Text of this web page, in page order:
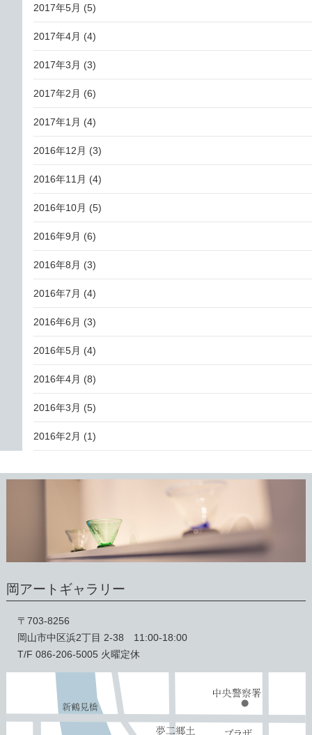
2017年5月 (5)
2017年4月 (4)
2017年3月 (3)
2017年2月 (6)
2017年1月 (4)
2016年12月 (3)
2016年11月 (4)
2016年10月 (5)
2016年9月 (6)
2016年8月 (3)
2016年7月 (4)
2016年6月 (3)
2016年5月 (4)
2016年4月 (8)
2016年3月 (5)
2016年2月 (1)
岡アートギャラリー
〒703-8256
岡山市中区浜2丁目 2-38 11:00-18:00
T/F 086-206-5005 火曜定休